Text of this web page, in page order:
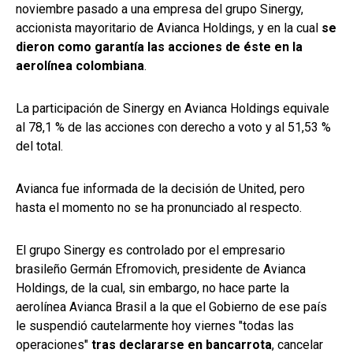
noviembre pasado a una empresa del grupo Sinergy,
accionista mayoritario de Avianca Holdings, y en la cual se
dieron como garantía las acciones de éste en la
aerolínea colombiana.
La participación de Sinergy en Avianca Holdings equivale
al 78,1 % de las acciones con derecho a voto y al 51,53 %
del total.
Avianca fue informada de la decisión de United, pero
hasta el momento no se ha pronunciado al respecto.
El grupo Sinergy es controlado por el empresario
brasileño Germán Efromovich, presidente de Avianca
Holdings, de la cual, sin embargo, no hace parte la
aerolínea Avianca Brasil a la que el Gobierno de ese país
le suspendió cautelarmente hoy viernes "todas las
operaciones" tras declararse en bancarrota, cancelar